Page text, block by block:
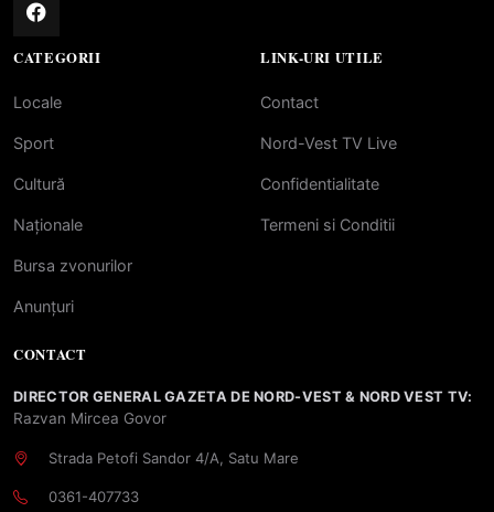
CATEGORII
Locale
Sport
Cultură
Naționale
Bursa zvonurilor
Anunțuri
LINK-URI UTILE
Contact
Nord-Vest TV Live
Confidentialitate
Termeni si Conditii
CONTACT
DIRECTOR GENERAL GAZETA DE NORD-VEST & NORD VEST TV:
Razvan Mircea Govor
Strada Petofi Sandor 4/A, Satu Mare
0361-407733